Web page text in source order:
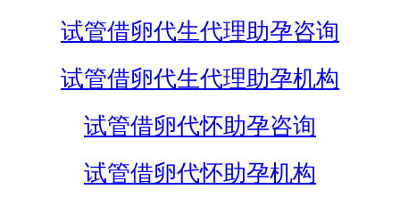
试管借卵代生代理助孕咨询
试管借卵代生代理助孕机构
试管借卵代怀助孕咨询
试管借卵代怀助孕机构